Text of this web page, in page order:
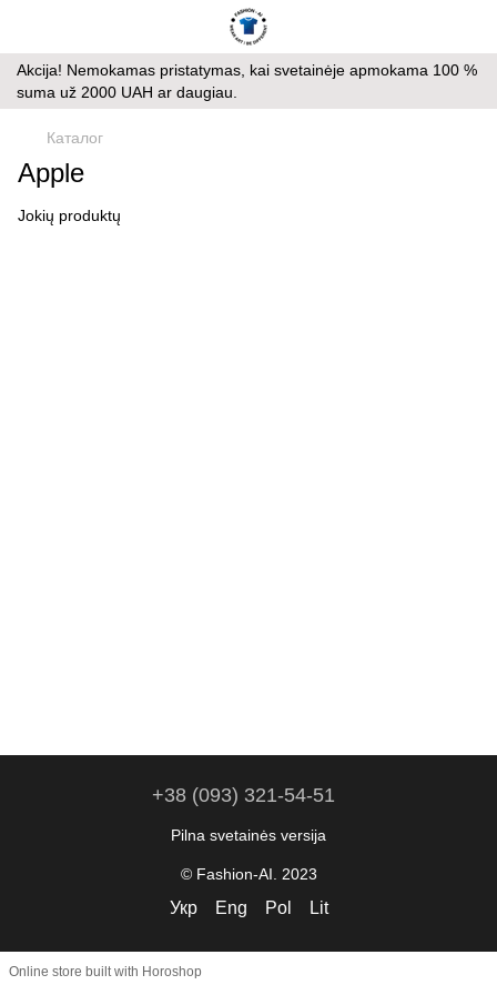
Akcija! Nemokamas pristatymas, kai svetainėje apmokama 100 %
suma už 2000 UAH ar daugiau.
Каталог
Apple
Jokių produktų
+38 (093) 321-54-51
Pilna svetainės versija
© Fashion-AI. 2023
Укр Eng Pol Lit
Online store built with Horoshop